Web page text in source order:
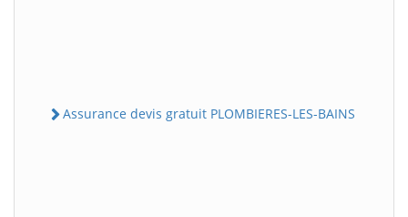
Assurance devis gratuit PLOMBIERES-LES-BAINS